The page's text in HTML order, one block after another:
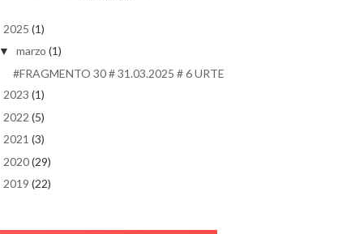
2025 (1)
▼ marzo (1)
#FRAGMENTO 30 # 31.03.2025 # 6 URTE
2023 (1)
2022 (5)
2021 (3)
2020 (29)
2019 (22)